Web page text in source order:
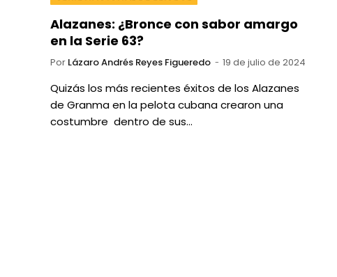
Alazanes: ¿Bronce con sabor amargo
en la Serie 63?
Por Lázaro Andrés Reyes Figueredo 19 de julio de 2024
Quizás los más recientes éxitos de los Alazanes
de Granma en la pelota cubana crearon una
costumbre dentro de sus…